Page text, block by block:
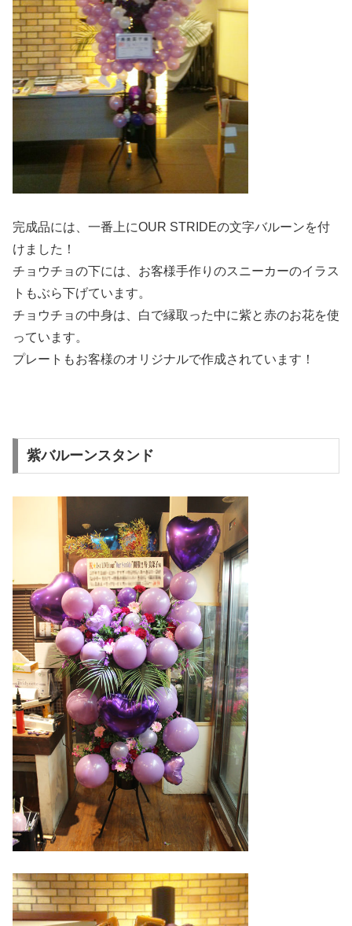
完成品には、一番上にOUR STRIDEの文字バルーンを付
けました！
チョウチョの下には、お客様手作りのスニーカーのイラス
トもぶら下げています。
チョウチョの中身は、白で縁取った中に紫と赤のお花を使
っています。
プレートもお客様のオリジナルで作成されています！
紫バルーンスタンド